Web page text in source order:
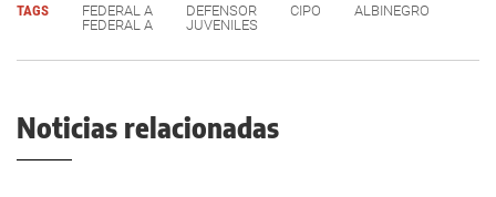
TAGS FEDERAL A DEFENSOR CIPO
ALBINEGRO
FEDERAL A
JUVENILES
Noticias relacionadas